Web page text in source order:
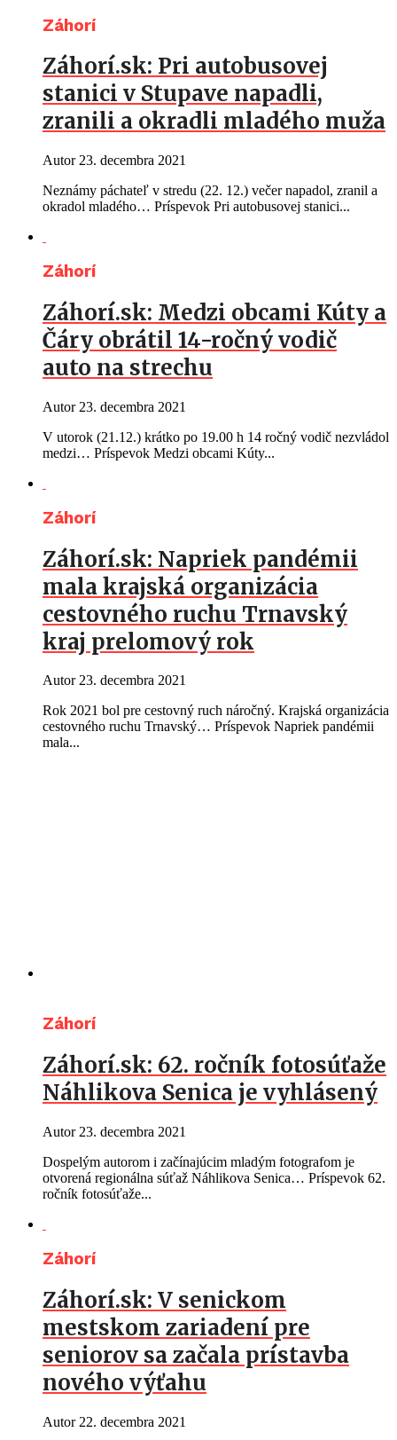
Záhorí
Záhorí.sk: Pri autobusovej
stanici v Stupave napadli,
zranili a okradli mladého muža
Autor 23. decembra 2021
Neznámy páchateľ v stredu (22. 12.) večer napadol, zranil a
okradol mladého… Príspevok Pri autobusovej stanici...
Záhorí
Záhorí.sk: Medzi obcami Kúty a
Čáry obrátil 14-ročný vodič
auto na strechu
Autor 23. decembra 2021
V utorok (21.12.) krátko po 19.00 h 14 ročný vodič nezvládol
medzi… Príspevok Medzi obcami Kúty...
Záhorí
Záhorí.sk: Napriek pandémii
mala krajská organizácia
cestovného ruchu Trnavský
kraj prelomový rok
Autor23. decembra 2021
Rok 2021 bol pre cestovný ruch náročný. Krajská organizácia
cestovného ruchu Trnavský… Príspevok Napriek pandémii
mala...
Záhorí
Záhorí.sk: 62. ročník fotosúťaže
Náhlikova Senica je vyhlásený
Autor 23. decembra 2021
Dospelým autorom i začínajúcim mladým fotografom je
otvorená regionálna súťaž Náhlikova Senica… Príspevok 62.
ročník fotosúťaže...
Záhorí
Záhorí.sk: V senickom
mestskom zariadení pre
seniorov sa začala prístavba
nového výťahu
Autor 22. decembra 2021